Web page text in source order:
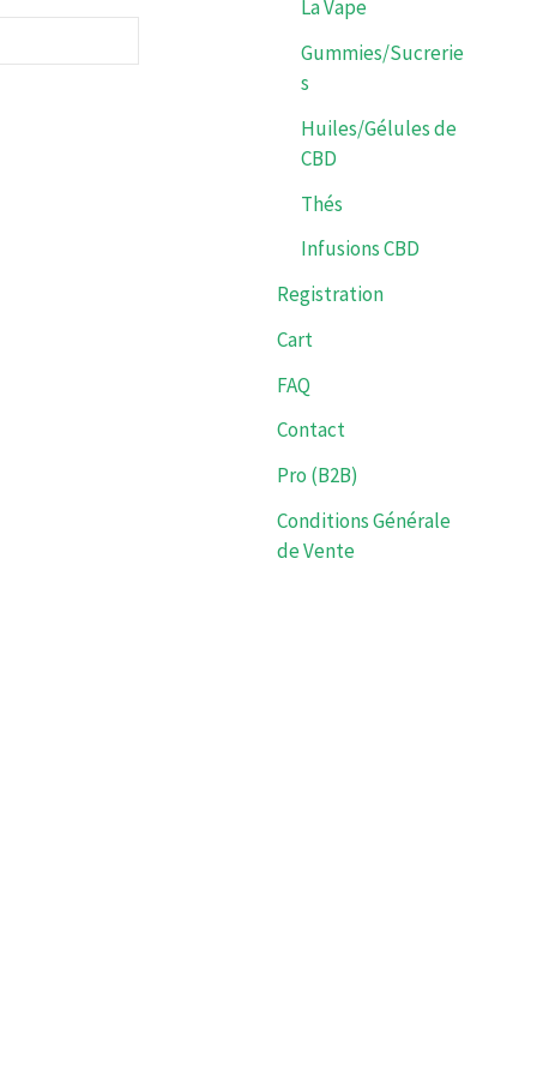
La Vape
Gummies/Sucrerie
s
Huiles/Gélules de
CBD
Thés
Infusions CBD
Registration
Cart
FAQ
Contact
Pro (B2B)
Conditions Générale
de Vente